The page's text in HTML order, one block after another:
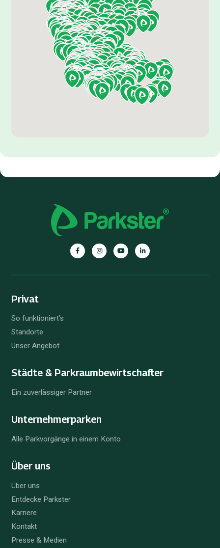
Privat
So funktioniert’s
Standorte
Unser Angebot
Städte & Parkraum­bewirtschafter
Ein zuverlässiger Partner
Unternehmer­parken
Alle Parkvorgänge in einem Konto
Über uns
Über uns
Entdecke Parkster
Karriere
Kontakt
Presse & Medien